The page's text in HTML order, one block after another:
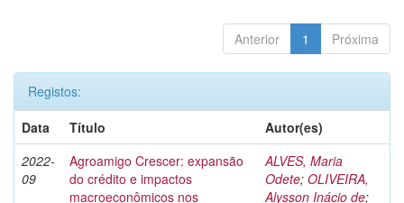
Anterior 1 Próxima
Registos:
Data
Título
Autor(es)
2022-
09
Agroamigo Crescer: expansão
do crédito e impactos
macroeconômicos nos
ALVES, Maria
Odete; OLIVEIRA,
Alysson Inácio de;